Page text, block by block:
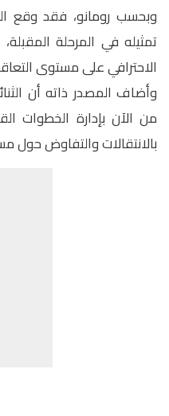
تمثيله في المرحلة
الاحترافي على مستوى
وأضاف المصدر ذاته أن
من الآن بإدارة الخطوات
بالانتقالات والتفاوض حول